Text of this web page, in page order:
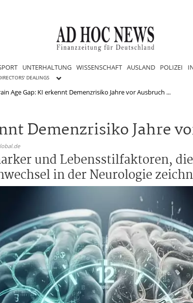
UNTERHALTUNG WISSENSCHAFT AUSLAND POLIZEI
DEALINGS
Age Gap: KI erkennt Demenzrisiko Jahre vor Ausbruch ...
Demenzrisiko Jahre
und Lebensstilfaktoren,
in der Neurologie